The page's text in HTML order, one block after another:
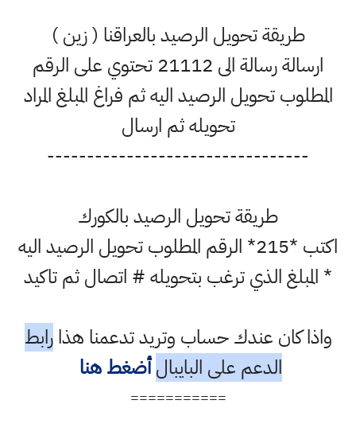
طريقة تحويل الرصيد بالعراقنا ( زين )
ارسالة رسالة الى 21112 تحتوي على الرقم
المطلوب تحويل الرصيد اليه ثم فراغ المبلغ المراد
تحويله ثم ارسال
---------------------------------
طريقة تحويل الرصيد بالكورك
اكتب *215* الرقم المطلوب تحويل الرصيد اليه
* المبلغ الذي ترغب بتحويله # اتصال ثم تاكيد
واذا كان عندك حساب وتريد تدعمنا هذارابط
الدعم على البايبال أضغط هنا
===========